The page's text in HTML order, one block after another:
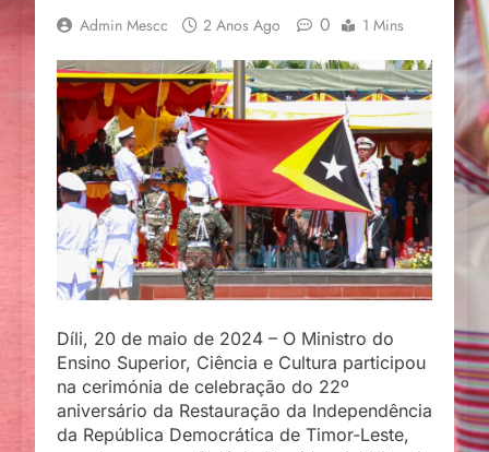
Admin Mescc 2 Anos Ago 0 1 Mins
Díli, 20 de maio de 2024 – O Ministro do
Ensino Superior, Ciência e Cultura participou
na cerimónia de celebração do 22º
aniversário da Restauração da Independência
da República Democrática de Timor-Leste,